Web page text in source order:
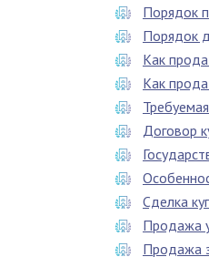
Порядок
Порядок
Как
Как
Договор
Сделка
Продажа
Продажа